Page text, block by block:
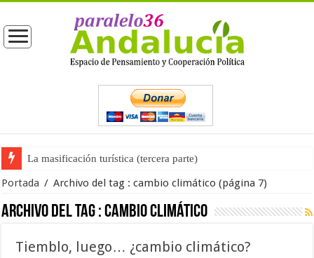
La masificación turística (tercera parte)
La opinión pública ante las próximas elecciones generales
Portada / Archivo del tag :cambio climático (página 7)
Archivo del tag :cambio climático
Tiemblo, luego… ¿cambio climático?